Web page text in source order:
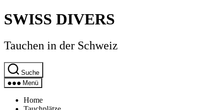
Direkt
zum
wechseln
SWISS DIVERS
Tauchen in der Schweiz
Suche
Menü
Home